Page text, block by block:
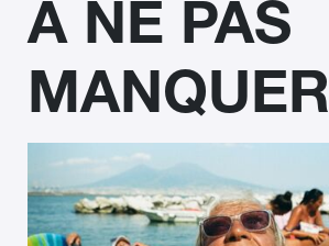
A NE PAS
MANQUER